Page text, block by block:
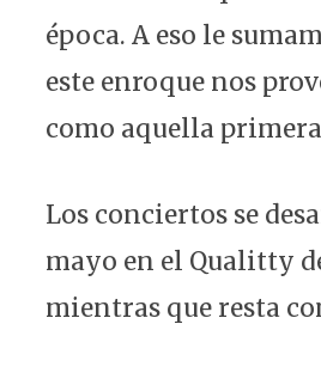
época. A eso le
este enroque nos
como aquella primera
Los conciertos se
mayo en el Qualitty
mientras que resta